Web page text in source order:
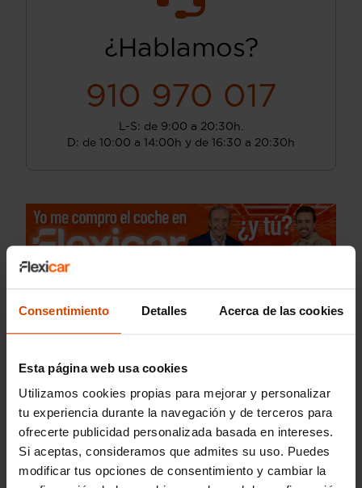
Consentimiento Detalles Acerca de las cookies
Esta página web usa cookies
Utilizamos cookies propias para mejorar y personalizar
tu experiencia durante la navegación y de terceros para
ofrecerte publicidad personalizada basada en intereses.
Si aceptas, consideramos que admites su uso. Puedes
modificar tus opciones de consentimiento y cambiar la
¿Hablamos?
910 970 017
L-S: de 9:00 a 20:30h.
D: de 10:00 a 14:00h y de 16:30 a 20:30h